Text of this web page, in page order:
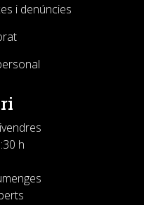
i denúncies
h